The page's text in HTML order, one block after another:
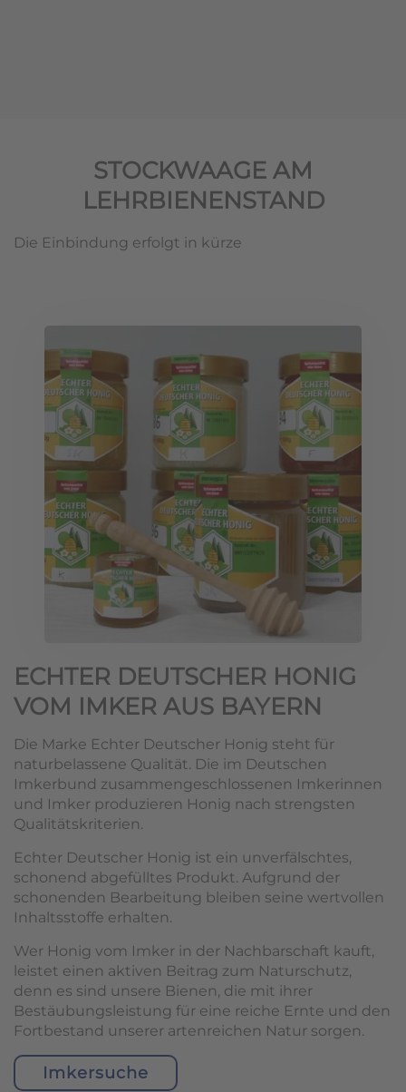
STOCKWAAGE AM
LEHRBIENENSTAND
Die Einbindung erfolgt in kürze
ECHTER DEUTSCHER HONIG
VOM IMKER AUS BAYERN
Die Marke Echter Deutscher Honig steht für
naturbelassene Qualität. Die im Deutschen
Imkerbund zusammengeschlossenen Imkerinnen
und Imker produzieren Honig nach strengsten
Qualitätskriterien.
Echter Deutscher Honig ist ein unverfälschtes,
schonend abgefülltes Produkt. Aufgrund der
schonenden Bearbeitung bleiben seine wertvollen
Inhaltsstoffe erhalten.
Wer Honig vom Imker in der Nachbarschaft kauft,
leistet einen aktiven Beitrag zum Naturschutz,
denn es sind unsere Bienen, die mit ihrer
Bestäubungsleistung für eine reiche Ernte und den
Fortbestand unserer artenreichen Natur sorgen.
Imkersuche